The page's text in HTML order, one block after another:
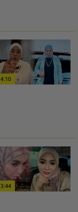
4:10
3:44